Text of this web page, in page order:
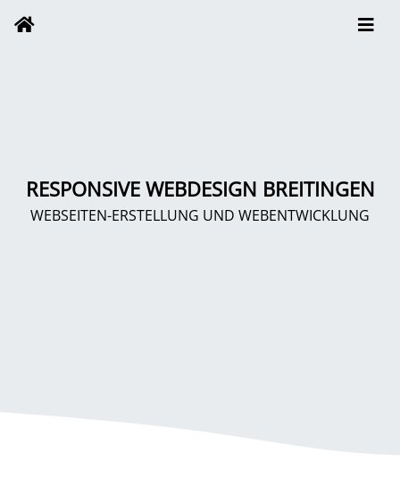
RESPONSIVE WEBDESIGN BREITINGEN
WEBSEITEN-ERSTELLUNG UND WEBENTWICKLUNG